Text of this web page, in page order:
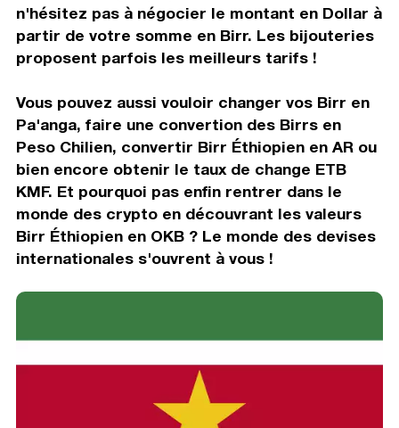
n'hésitez pas à négocier le montant en Dollar à
partir de votre somme en Birr. Les bijouteries
proposent parfois les meilleurs tarifs !
Vous pouvez aussi vouloir changer vos Birr en
Pa'anga, faire une convertion des Birrs en
Peso Chilien, convertir Birr Éthiopien en AR ou
bien encore obtenir le taux de change ETB
KMF. Et pourquoi pas enfin rentrer dans le
monde des crypto en découvrant les valeurs
Birr Éthiopien en OKB ? Le monde des devises
internationales s'ouvrent à vous !